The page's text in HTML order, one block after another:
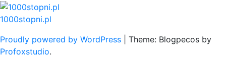
Skip
to
1000stopni.pl
Proudly powered by WordPress
Theme: Blogpecos by
Profoxstudio.